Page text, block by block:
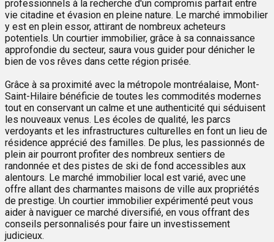
professionnels à la recherche d'un compromis parfait entre
vie citadine et évasion en pleine nature. Le marché immobilier
y est en plein essor, attirant de nombreux acheteurs
potentiels. Un courtier immobilier, grâce à sa connaissance
approfondie du secteur, saura vous guider pour dénicher le
bien de vos rêves dans cette région prisée.
Grâce à sa proximité avec la métropole montréalaise, Mont-
Saint-Hilaire bénéficie de toutes les commodités modernes
tout en conservant un calme et une authenticité qui séduisent
les nouveaux venus. Les écoles de qualité, les parcs
verdoyants et les infrastructures culturelles en font un lieu de
résidence apprécié des familles. De plus, les passionnés de
plein air pourront profiter des nombreux sentiers de
randonnée et des pistes de ski de fond accessibles aux
alentours. Le marché immobilier local est varié, avec une
offre allant des charmantes maisons de ville aux propriétés
de prestige. Un courtier immobilier expérimenté peut vous
aider à naviguer ce marché diversifié, en vous offrant des
conseils personnalisés pour faire un investissement
judicieux.